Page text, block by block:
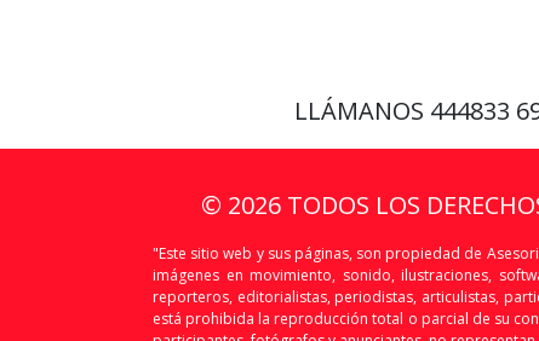
LLÁMANOS 444833
© 2026 TODOS LOS
"Este sitio web y sus páginas, son propiedad de
imágenes en movimiento, sonido, ilustraciones,
reporteros, editorialistas, periodistas, articulistas,
está prohibida la reproducción total o parcial de su